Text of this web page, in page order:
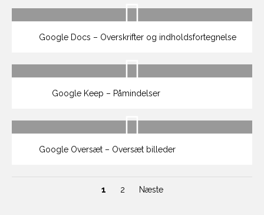
Google Docs – Overskrifter og indholdsfortegnelse
Google Keep – Påmindelser
Google Oversæt – Oversæt billeder
1 2 Næste